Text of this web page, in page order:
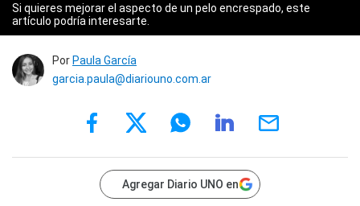
Si quieres mejorar el aspecto de un pelo encrespado, este
artículo podría interesarte.
Por Paula García
garcia.paula@diariouno.com.ar
Agregar Diario UNO en